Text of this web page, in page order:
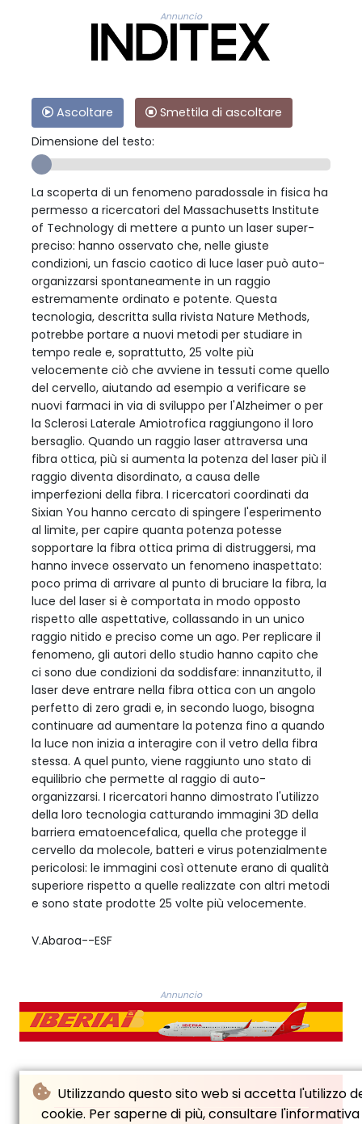
Utilizzando questo sito web si accetta l'utilizzo
cookie. Per saperne di più, consultare l'informativa
Annuncio
Ascoltare
Smettila di ascoltare
Dimensione del testo:
La scoperta di un fenomeno paradossale in fisica ha
permesso a ricercatori del Massachusetts Institute
of Technology di mettere a punto un laser super-
preciso: hanno osservato che, nelle giuste
condizioni, un fascio caotico di luce laser può auto-
organizzarsi spontaneamente in un raggio
estremamente ordinato e potente. Questa
tecnologia, descritta sulla rivista Nature Methods,
potrebbe portare a nuovi metodi per studiare in
tempo reale e, soprattutto, 25 volte più
velocemente ciò che avviene in tessuti come quello
del cervello, aiutando ad esempio a verificare se
nuovi farmaci in via di sviluppo per l'Alzheimer o per
la Sclerosi Laterale Amiotrofica raggiungono il loro
bersaglio. Quando un raggio laser attraversa una
fibra ottica, più si aumenta la potenza del laser più il
raggio diventa disordinato, a causa delle
imperfezioni della fibra. I ricercatori coordinati da
Sixian You hanno cercato di spingere l'esperimento
al limite, per capire quanta potenza potesse
sopportare la fibra ottica prima di distruggersi, ma
hanno invece osservato un fenomeno inaspettato:
poco prima di arrivare al punto di bruciare la fibra, la
luce del laser si è comportata in modo opposto
rispetto alle aspettative, collassando in un unico
raggio nitido e preciso come un ago. Per replicare il
fenomeno, gli autori dello studio hanno capito che
ci sono due condizioni da soddisfare: innanzitutto, il
laser deve entrare nella fibra ottica con un angolo
perfetto di zero gradi e, in secondo luogo, bisogna
continuare ad aumentare la potenza fino a quando
la luce non inizia a interagire con il vetro della fibra
stessa. A quel punto, viene raggiunto uno stato di
equilibrio che permette al raggio di auto-
organizzarsi. I ricercatori hanno dimostrato l'utilizzo
della loro tecnologia catturando immagini 3D della
barriera ematoencefalica, quella che protegge il
cervello da molecole, batteri e virus potenzialmente
pericolosi: le immagini così ottenute erano di qualità
superiore rispetto a quelle realizzate con altri metodi
e sono state prodotte 25 volte più velocemente.
V.Abaroa--ESF
Annuncio